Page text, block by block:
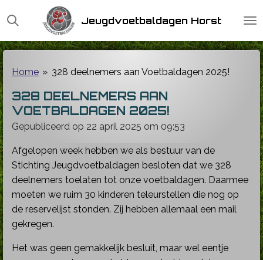
Ga
direct
naar
hoofdinhoud
Jeugdvoetbaldagen Horst
Home » 328 deelnemers aan Voetbaldagen 2025!
328 DEELNEMERS AAN
VOETBALDAGEN 2025!
Gepubliceerd op 22 april 2025 om 09:53
Afgelopen week hebben we als bestuur van de
Stichting Jeugdvoetbaldagen besloten dat we 328
deelnemers toelaten tot onze voetbaldagen. Daarmee
moeten we ruim 30 kinderen teleurstellen die nog op
de reservelijst stonden. Zij hebben allemaal een mail
gekregen.
Het was geen gemakkelijk besluit, maar wel eentje